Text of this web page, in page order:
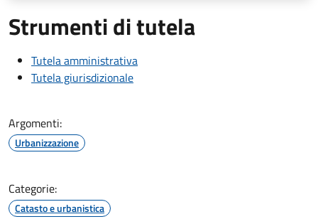
Strumenti di tutela
Tutela amministrativa
Tutela giurisdizionale
Argomenti:
Urbanizzazione
Categorie:
Catasto e urbanistica